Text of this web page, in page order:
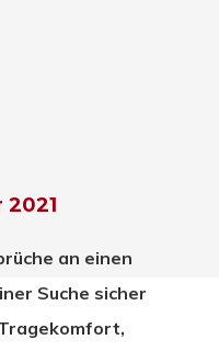
2021
an einen
Suche sicher